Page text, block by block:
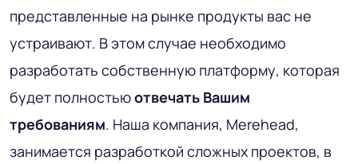
представленные на рынке продукты вас не
устраивают. В этом случае необходимо
разработать собственную платформу, которая
будет полностьюотвечать Вашим
требованиям. Наша компания, Merehead,
занимается разработкой сложных проектов, в